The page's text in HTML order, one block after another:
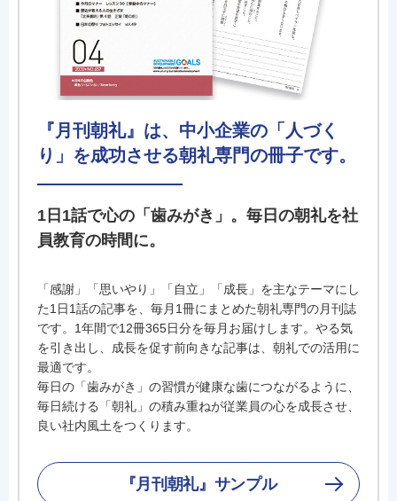
『月刊朝礼』は、中小企業の「人づく
り」を成功させる朝礼専門の冊子です。
1日1話で心の「歯みがき」。毎日の朝礼を社
員教育の時間に。
「感謝」「思いやり」「自立」「成長」を主なテーマにし
た1日1話の記事を、毎月1冊にまとめた朝礼専門の月刊誌
です。1年間で12冊365日分を毎月お届けします。やる気
を引き出し、成長を促す前向きな記事は、朝礼での活用に
最適です。
毎日の「歯みがき」の習慣が健康な歯につながるように、
毎日続ける「朝礼」の積み重ねが従業員の心を成長させ、
良い社内風土をつくります。
『月刊朝礼』サンプル